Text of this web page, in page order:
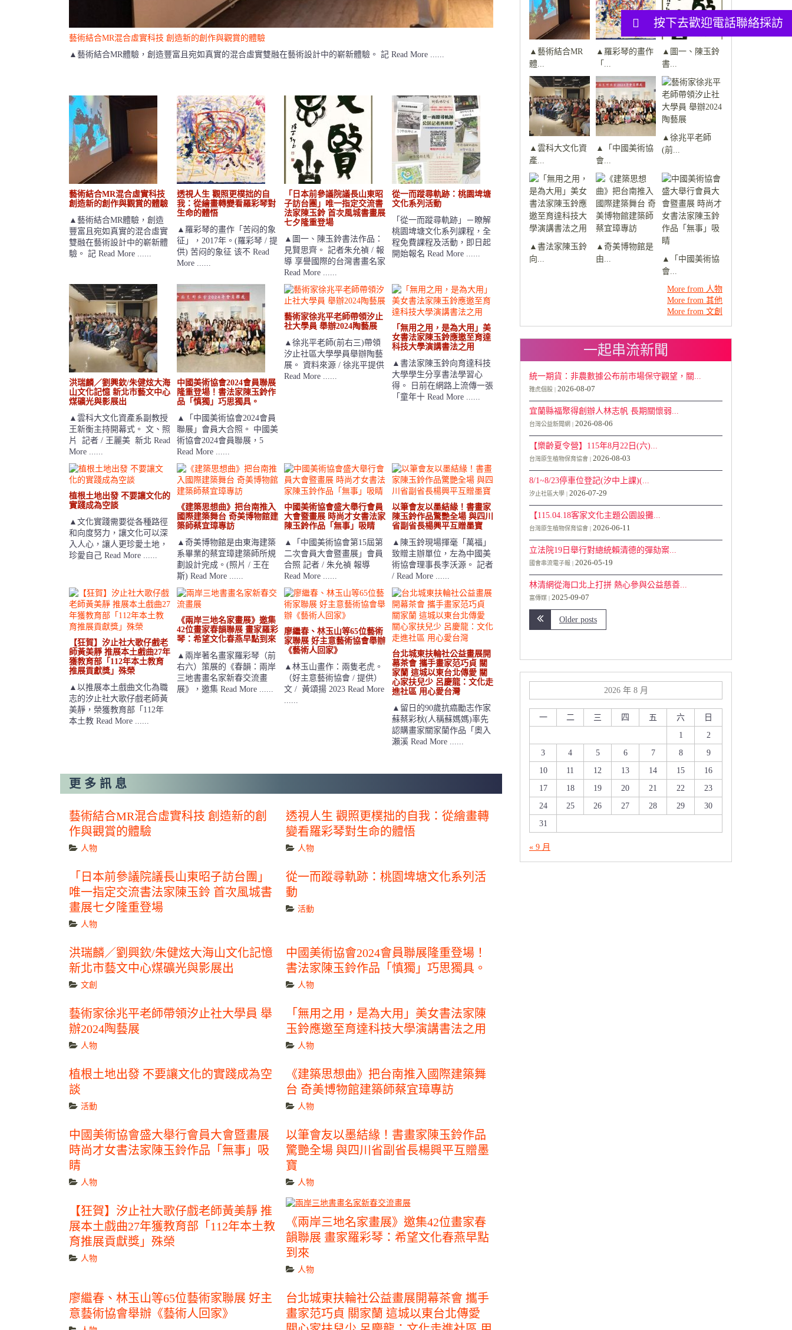
藝術結合MR混合虛實科技 創造新的創作與觀賞的體驗
▲藝術結合MR體驗，創造豐富且宛如真實的混合虛實雙融在藝術設計中的嶄新體驗。 記 Read More ......
藝術結合MR混合虛實科技
創造新的創作與觀賞的體驗
▲藝術結合MR體驗，創造
豐富且宛如真實的混合虛實
雙融在藝術設計中的嶄新體
驗。 記 Read More ......
透視人生 觀照更樸拙的自
我：從繪畫轉變看羅彩琴對
生命的體悟
▲羅彩琴的畫作「苦闷的象
征」，2017年。(羅彩琴 / 提
供) 苦闷的象征 该不 Read
More ......
「日本前參議院議長山東昭
子訪台團」唯一指定交流書
法家陳玉鈴 首次風城書畫展
七夕隆重登場
▲圖一、陳玉鈴書法作品：
見賢思齊。 記者朱允禎 / 報
導 享譽國際的台灣書畫名家
Read More ......
從一而蹤尋軌跡：桃園埤塘
文化系列活動
「從一而蹤尋軌跡」－瞭解
桃園埤塘文化系列課程，全
程免費課程及活動，即日起
開始報名 Read More ......
洪瑞麟／劉興欽/朱健炫大海
山文化記憶 新北市藝文中心
煤礦光與影展出
▲雲科大文化資產系副教授
王新衡主持開幕式。 文、照
片 記者 / 王麗美 新北 Read
More ......
中國美術協會2024會員聯展
隆重登場！書法家陳玉鈴作
品「慎獨」巧思獨具。
▲「中國美術協會2024會員
聯展」會員大合照。 中國美
術協會2024會員聯展，5
Read More ......
藝術家徐兆平老師帶領汐止
社大學員 舉辦2024陶藝展
▲徐兆平老師(前右三)帶領
汐止社區大學學員舉辦陶藝
展。 資料來源 / 徐兆平提供
Read More ......
「無用之用，是為大用」美
女書法家陳玉鈴應邀至育達
科技大學演講書法之用
▲書法家陳玉鈴向育達科技
大學學生分享書法學習心
得。 日前在網路上流傳一張
「童年十 Read More ......
植根土地出發 不要讓文化的
實踐成為空談
▲文化實踐需要從各種路徑
和向度努力，讓文化可以深
入人心，讓人更珍愛土地，
珍愛自己 Read More ......
《建築思想曲》把台南推入
國際建築舞台 奇美博物館建
築師蔡宜璋專訪
▲奇美博物館是由東海建築
系畢業的蔡宜璋建築師所規
劃設計完成。(照片 / 王在
斯) Read More ......
中國美術協會盛大舉行會員
大會暨畫展 時尚才女書法家
陳玉鈴作品「無事」吸睛
▲「中國美術協會第15屆第
二次會員大會暨畫展」會員
合照 記者 / 朱允禎 報導
Read More ......
以筆會友以墨結緣！書畫家
陳玉鈴作品驚艷全場 與四川
省副省長楊興平互贈墨寶
▲陳玉鈴現場揮毫「萬福」
致贈主辦單位，左為中國美
術協會理事長李沃源。 記者
/ Read More ......
【狂賀】汐止社大歌仔戲老
師黃美靜 推展本土戲曲27年
獲教育部「112年本土教育
推展貢獻獎」殊榮
▲以推展本土戲曲文化為職
志的汐止社大歌仔戲老師黃
美靜，榮獲教育部「112年
本土教 Read More ......
《兩岸三地名家畫展》邀集
42位畫家春韻聯展 畫家羅彩
琴：希望文化春燕早點到來
▲兩岸著名畫家羅彩琴（前
右六）策展的《春韻：兩岸
三地書畫名家新春交流畫
展》，邀集 Read More ......
廖繼春、林玉山等65位藝術
家聯展 好主意藝術協會舉辦
《藝術人回家》
▲林玉山畫作：兩隻老虎。
（好主意藝術協會 / 提供）
文 / 黃頌揚 2023 Read More
台北城東扶輪社公益畫展開
幕茶會 攜手畫家范巧貞 關
家蘭 這城以東台北傳愛 關
心家扶兒少 呂慶龍：文化走
進社區 用心愛台灣
▲留日的90歲抗癌勵志作家
蘇蔡彩秋(人稱蘇媽媽)率先
認購畫家關家蘭作品「奧入
瀨溪 Read More ......
更多訊息
藝術結合MR混合虛實科技 創造新的創
作與觀賞的體驗
人物
透視人生 觀照更樸拙的自我：從繪畫轉
變看羅彩琴對生命的體悟
人物
「日本前參議院議長山東昭子訪台團」
唯一指定交流書法家陳玉鈴 首次風城書
畫展七夕隆重登場
人物
從一而蹤尋軌跡：桃園埤塘文化系列活
動
活動
洪瑞麟／劉興欽/朱健炫大海山文化記憶
新北市藝文中心煤礦光與影展出
文創
中國美術協會2024會員聯展隆重登場！
書法家陳玉鈴作品「慎獨」巧思獨具。
人物
藝術家徐兆平老師帶領汐止社大學員 舉
辦2024陶藝展
人物
「無用之用，是為大用」美女書法家陳
玉鈴應邀至育達科技大學演講書法之用
人物
植根土地出發 不要讓文化的實踐成為空
談
活動
《建築思想曲》把台南推入國際建築舞
台 奇美博物館建築師蔡宜璋專訪
人物
中國美術協會盛大舉行會員大會暨畫展
時尚才女書法家陳玉鈴作品「無事」吸
睛
人物
以筆會友以墨結緣！書畫家陳玉鈴作品
驚艷全場 與四川省副省長楊興平互贈墨
寶
人物
【狂賀】汐止社大歌仔戲老師黃美靜 推
展本土戲曲27年獲教育部「112年本土教
育推展貢獻獎」殊榮
人物
《兩岸三地名家畫展》邀集42位畫家春
韻聯展 畫家羅彩琴：希望文化春燕早點
到來
人物
廖繼春、林玉山等65位藝術家聯展 好主
意藝術協會舉辦《藝術人回家》
台北城東扶輪社公益畫展開幕茶會 攜手
畫家范巧貞 關家蘭 這城以東台北傳愛
▲藝術結合MR
體...
▲羅彩琴的畫作
「...
▲圖一、陳玉鈴
書...
▲雲科大文化資
產...
▲「中國美術協
會...
▲徐兆平老師
(前...
▲書法家陳玉鈴
向...
▲奇美博物館是
由...
▲「中國美術協
會...
More from 人物
More from 其他
More from 文創
一起串流新聞
統一期貨：非農數據公布前市場保守觀望，關...
雅虎個股 2026-08-07
宜蘭縣福聚得創辦人林志帆 長期關懷弱...
台灣公益新聞網 2026-08-06
【樂齡夏令營】115年8月22日(六)...
台灣原生植物保育協會 2026-08-03
8/1~8/23停車位登記(汐中上課)(...
汐止社區大學 2026-07-29
【115.04.18客家文化主題公園設攤...
台灣原生植物保育協會 2026-06-11
立法院19日舉行對總統賴清德的彈劾案...
國會串流電子報 2026-05-19
林清網從海口北上打拼 熱心參與公益慈善...
富傳媒 2025-09-07
Older posts
2026 年 8 月
一 二 三 四 五 六
日
1
2
3
4 5 6 7 8
9
10
11 12 13 14 15
16
17
18 19 20 21 22
23
24
25 26 27 28 29
30
31
« 9 月
按下去歡迎電話聯絡採訪